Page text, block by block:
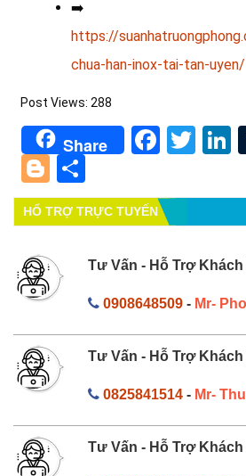
➡️
https://
chua-han-inox-tai-tan-uyen/
Post Views: 288
Share
Blogger
HỔ TRỢ TRỰC TUYẾN
Tư Vấn - Hỗ Trợ Khách
0908648509- Mr-
Tư Vấn - Hỗ Trợ Khách
0825841514- Mr-
Tư Vấn - Hỗ Trợ Khách